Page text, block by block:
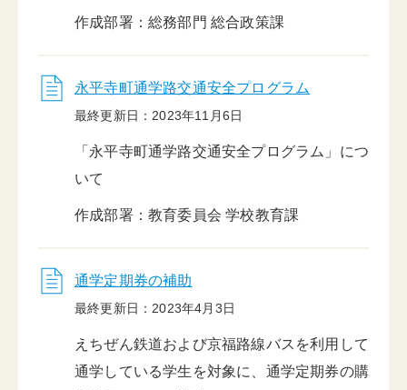
作成部署：総務部門 総合政策課
永平寺町通学路交通安全プログラム
最終更新日：2023年11月6日
「永平寺町通学路交通安全プログラム」につ
いて
作成部署：教育委員会 学校教育課
通学定期券の補助
最終更新日：2023年4月3日
えちぜん鉄道および京福路線バスを利用して
通学している学生を対象に、通学定期券の購